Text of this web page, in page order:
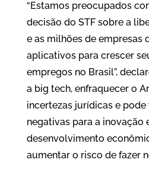
“Estamos preocupados
decisão do STF sobre a
e as milhões de empresas
aplicativos para crescer
empregos no Brasil”,
a big tech, enfraquecer o
incertezas jurídicas e
negativas para a inovação
desenvolvimento
aumentar o risco de fazer